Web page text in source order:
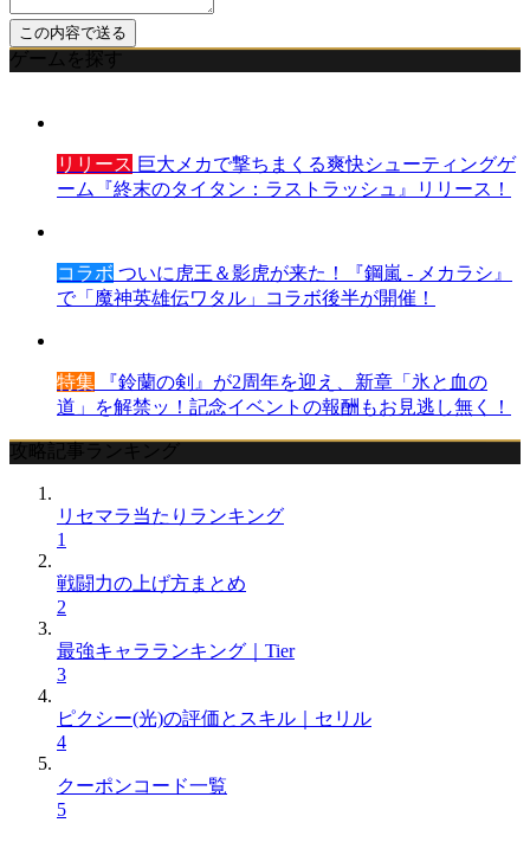
ゲームを探す
リリース 巨大メカで撃ちまくる爽快シューティングゲ
ーム『終末のタイタン：ラストラッシュ』リリース！
コラボ ついに虎王＆影虎が来た！『鋼嵐 - メカラシ』
で「魔神英雄伝ワタル」コラボ後半が開催！
特集 『鈴蘭の剣』が2周年を迎え、新章「氷と血の
道」を解禁ッ！記念イベントの報酬もお見逃し無く！
攻略記事ランキング
リセマラ当たりランキング
1
戦闘力の上げ方まとめ
2
最強キャラランキング｜Tier
3
ピクシー(光)の評価とスキル｜セリル
4
クーポンコード一覧
5